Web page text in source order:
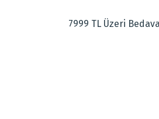
Ürün resmi
7999 TL Üzeri